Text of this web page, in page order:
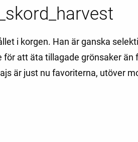
i korgen. Han är ganska
för att äta tillagade grönsaker än
är just nu favoriterna, utöver